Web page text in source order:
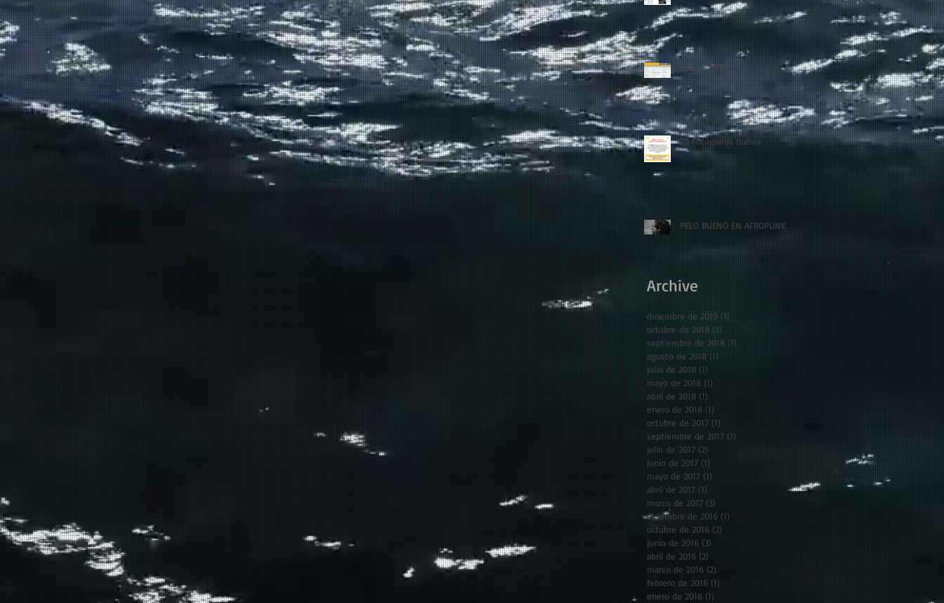
PECDA 2018
20 Fotógrafos Bolivia
PELO BUENO EN AFROPUNK
Archive
diciembre de 2019 (1)
octubre de 2018 (3)
septiembre de 2018 (1)
agosto de 2018 (1)
julio de 2018 (1)
mayo de 2018 (1)
abril de 2018 (1)
enero de 2018 (1)
octubre de 2017 (1)
septiembre de 2017 (1)
julio de 2017 (2)
junio de 2017 (1)
mayo de 2017 (1)
abril de 2017 (1)
marzo de 2017 (3)
diciembre de 2016 (1)
octubre de 2016 (2)
junio de 2016 (3)
abril de 2016 (2)
marzo de 2016 (2)
febrero de 2016 (1)
enero de 2016 (1)